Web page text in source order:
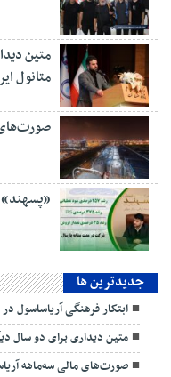
متین
متانول
«پسهند» فصل
جديدترين ها
ابتکار فرهنگی آریاساسول
متین دیداری برای دو سال
صورت‌های مالی سه‌ماهه